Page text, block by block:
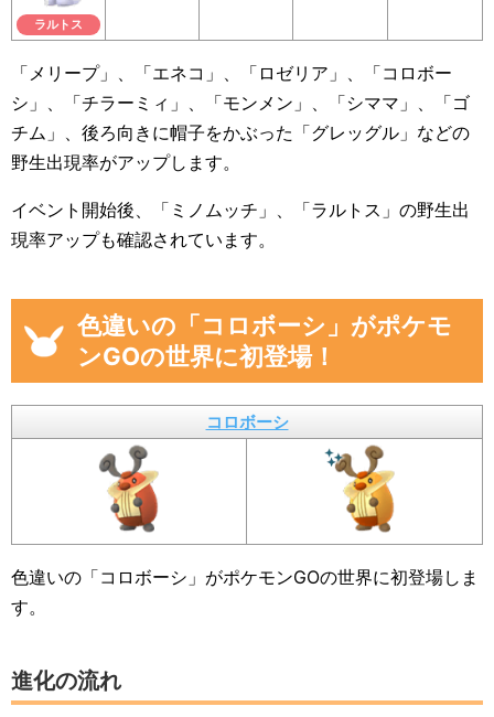
ラルトス
「メリープ」、「エネコ」、「ロゼリア」、「コロボー
シ」、「チラーミィ」、「モンメン」、「シママ」、「ゴ
チム」、後ろ向きに帽子をかぶった「グレッグル」などの
野生出現率がアップします。
イベント開始後、「ミノムッチ」、「ラルトス」の野生出
現率アップも確認されています。
色違いの「コロボーシ」がポケモ
ンGOの世界に初登場！
コロボーシ
色違いの「コロボーシ」がポケモンGOの世界に初登場しま
す。
進化の流れ